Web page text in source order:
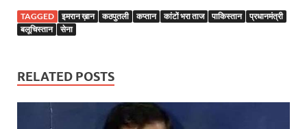
e
b
o
k
at
s
p
p
itt e d ar
TAGGED इमरान ख़ान कठपुतली कप्तान कांटों भरा ताज पाकिस्तान
प्रधानमंत्री
बलूचिस्तान
सेना
RELATED POSTS